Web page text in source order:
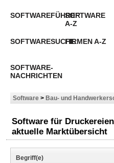
SOFTWAREFÜHRERSOFTWARE
A-Z
SOFTWARESUCHEFIRMEN A-Z
SOFTWARE-
NACHRICHTEN
Software > Bau- und
Software für
aktuelle Marktübersicht
Begriff(e)